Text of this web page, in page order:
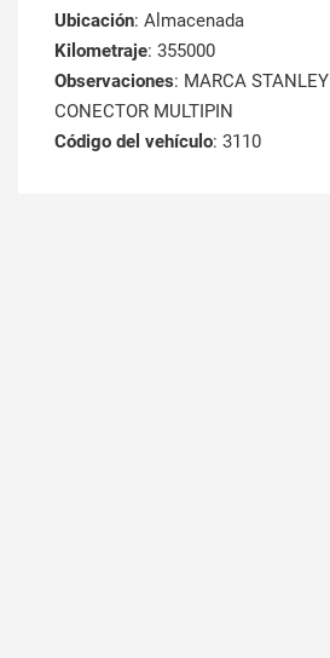
Ubicación: Almacenada
Kilometraje: 355000
Observaciones: MARCA STANLEY
CONECTOR MULTIPIN
Código del vehículo: 3110